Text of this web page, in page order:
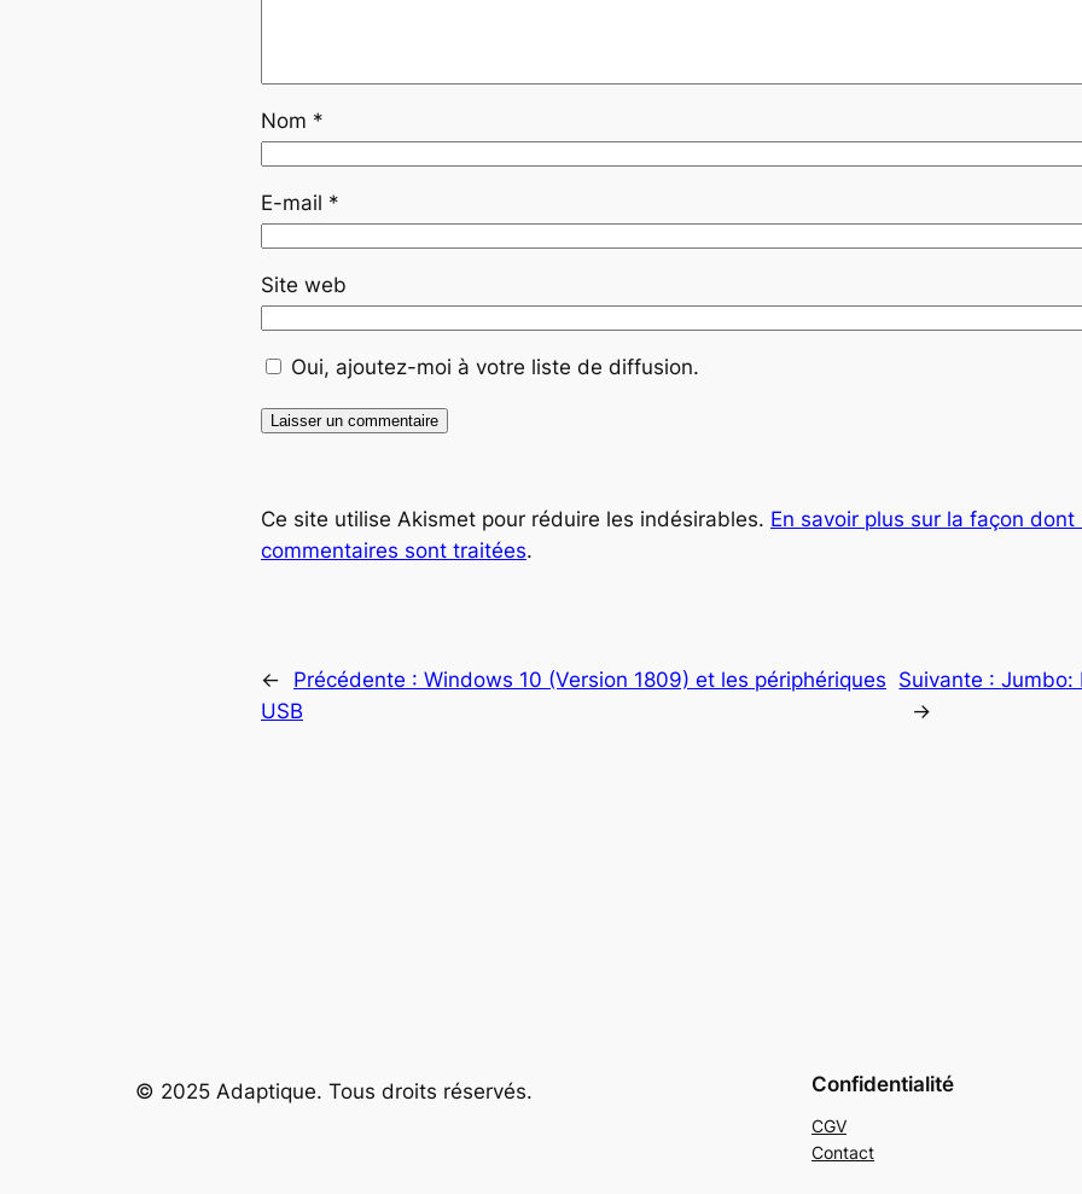
Nom *
E-mail *
Site web
Oui, ajoutez-moi à votre liste de diffusion.
Ce site utilise Akismet pour réduire les indésirables. En savoir plus sur la façon
commentaires sont traitées.
← Précédente : Windows 10 (Version 1809) et les périphériques
USB
Suivante :Jumbo:
→
© 2025 Adaptique. Tous droits réservés. Confidentialité
CGV
Contact